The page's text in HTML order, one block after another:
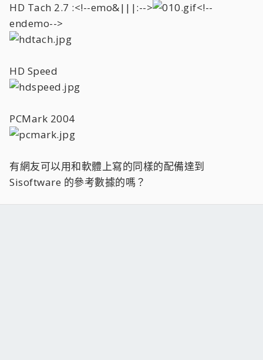
HD Tach 2.7 :<!--emo&|||:-->
<!--
endemo-->
HD Speed
PCMark 2004
有網友可以用和軟體上寫的同樣的配備達到
Sisoftware 的參考數據的嗎？